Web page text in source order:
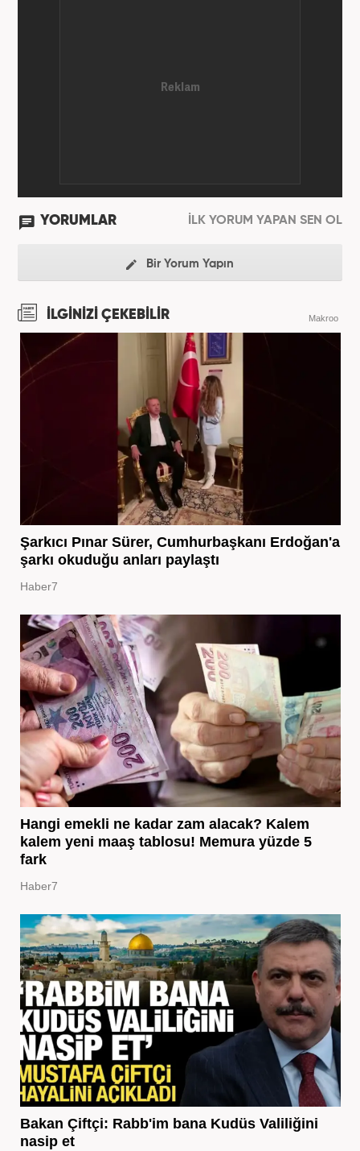
YORUMLAR İLK YORUM YAPAN SEN OL
Bir Yorum Yapın
İLGİNİZİ ÇEKEBİLİR Makroo
Şarkıcı Pınar Sürer, Cumhurbaşkanı Erdoğan'a
şarkı okuduğu anları paylaştı
Haber7
Hangi emekli ne kadar zam alacak? Kalem
kalem yeni maaş tablosu! Memura yüzde 5
fark
Haber7
Bakan Çiftçi: Rabb'im bana Kudüs Valiliğini
nasip et